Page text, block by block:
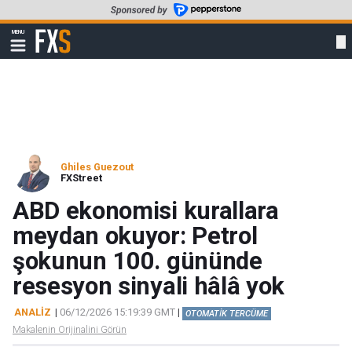
to
main
content
MENU
Show
navigation
FXStreet
Ghiles Guezout
FXStreet
ABD ekonomisi kurallara
meydan okuyor: Petrol
şokunun 100. gününde
resesyon sinyali hâlâ yok
ANALİZ | 06/12/2026 15:19:39 GMT | OTOMATİK TERCÜME
Makalenin Orijinalini Görün